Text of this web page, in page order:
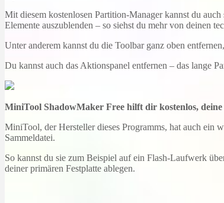
Mit diesem kostenlosen Partition-Manager kannst du
Elemente auszublenden – so siehst du mehr von deinen
Unter anderem kannst du die Toolbar ganz oben
Du kannst auch das Aktionspanel entfernen – das lange
MiniTool ShadowMaker Free hilft dir kostenlos, deine
MiniTool, der Hersteller dieses Programms, hat auch ein
Sammeldatei.
So kannst du sie zum Beispiel auf ein Flash-Laufwerk
deiner primären Festplatte ablegen.